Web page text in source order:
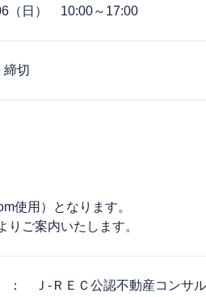
（日） 10:00～17:00
締切
使用）となります。
りご案内いたします。
Ｊ‐ＲＥＣ公認不動産コンサル